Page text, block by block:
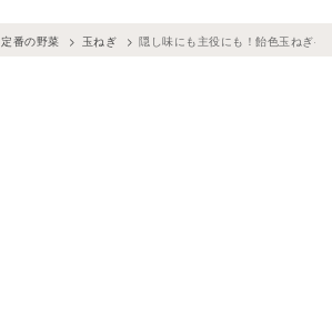
定番の野菜 玉ねぎ 隠し味にも主役にも！飴色玉ねぎペ